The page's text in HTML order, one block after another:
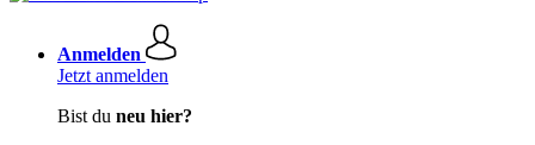
Anmelden
Jetzt anmelden
Bist du neu hier?